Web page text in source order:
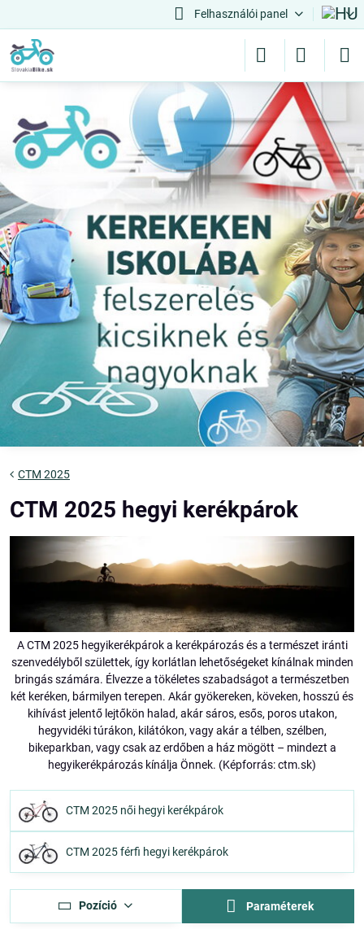
Felhasználói panel
CTM 2025
CTM 2025 hegyi kerékpárok
A CTM 2025 hegyikerékpárok a kerékpározás és a természet iránti
szenvedélyből születtek, így korlátlan lehetőségeket kínálnak minden
bringás számára. Élvezze a tökéletes szabadságot a természetben
két keréken, bármilyen terepen. Akár gyökereken, köveken, hosszú és
kihívást jelentő lejtőkön halad, akár sáros, esős, poros utakon,
hegyvidéki túrákon, kilátókon, vagy akár a télben, szélben,
bikeparkban, vagy csak az erdőben a ház mögött – mindezt a
hegyikerékpározás kínálja Önnek. (Képforrás: ctm.sk)
CTM 2025 női hegyi kerékpárok
CTM 2025 férfi hegyi kerékpárok
Pozíció Paraméterek